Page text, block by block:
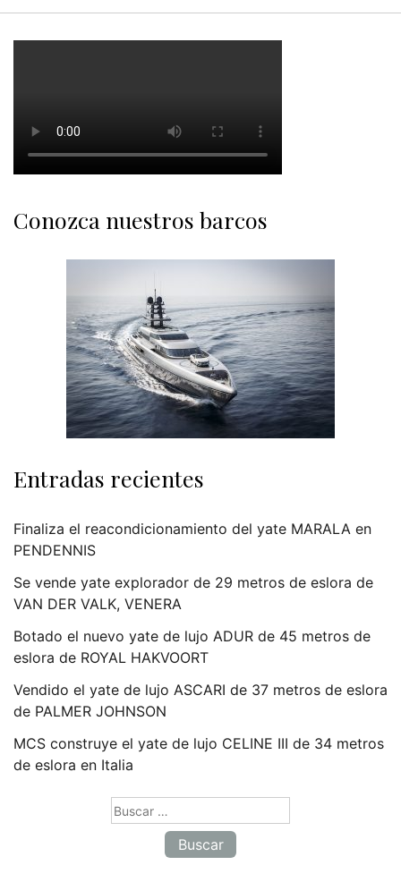
Conozca nuestros barcos
Entradas recientes
Finaliza el reacondicionamiento del yate MARALA en
PENDENNIS
Se vende yate explorador de 29 metros de eslora de
VAN DER VALK, VENERA
Botado el nuevo yate de lujo ADUR de 45 metros de
eslora de ROYAL HAKVOORT
Vendido el yate de lujo ASCARI de 37 metros de eslora
de PALMER JOHNSON
MCS construye el yate de lujo CELINE III de 34 metros
de eslora en Italia